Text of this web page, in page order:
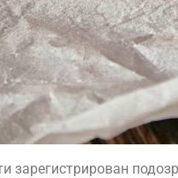
зарегистрирован